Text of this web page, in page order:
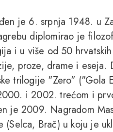
je 6. srpnja 1948. u
diplomirao je
i u više od 50
proze, drame i
trilogije "Zero" ("Gola
i 2002. trećom i
je 2009. Nagradom
Brač) u koju je